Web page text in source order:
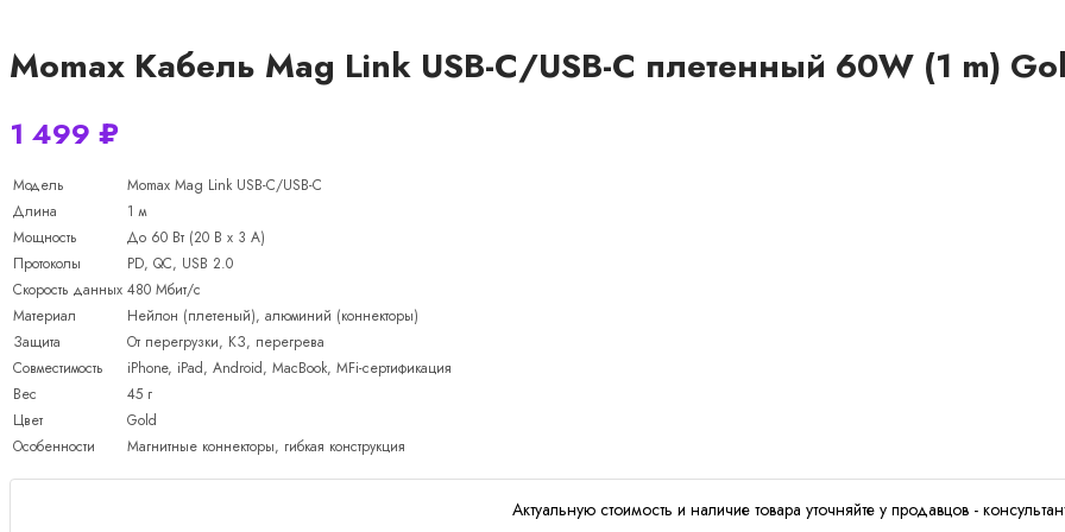
Momax Кабель Mag Link USB-C/USB-C плетенный 60W (1 m)
1 499 ₽
Модель
Momax Mag Link USB-C/USB-C
Длина
1 м
Мощность
До 60 Вт (20 В x 3 А)
Протоколы
PD, QC, USB 2.0
Скорость данных 480 Мбит/с
Материал
Нейлон (плетеный), алюминий (коннекторы)
Защита
От перегрузки, КЗ, перегрева
Совместимость
iPhone, iPad, Android, MacBook, MFi-сертификация
Вес
45 г
Цвет
Gold
Особенности
Магнитные коннекторы, гибкая конструкция
Актуальную стоимость и наличие товара уточняйте у продавцов -